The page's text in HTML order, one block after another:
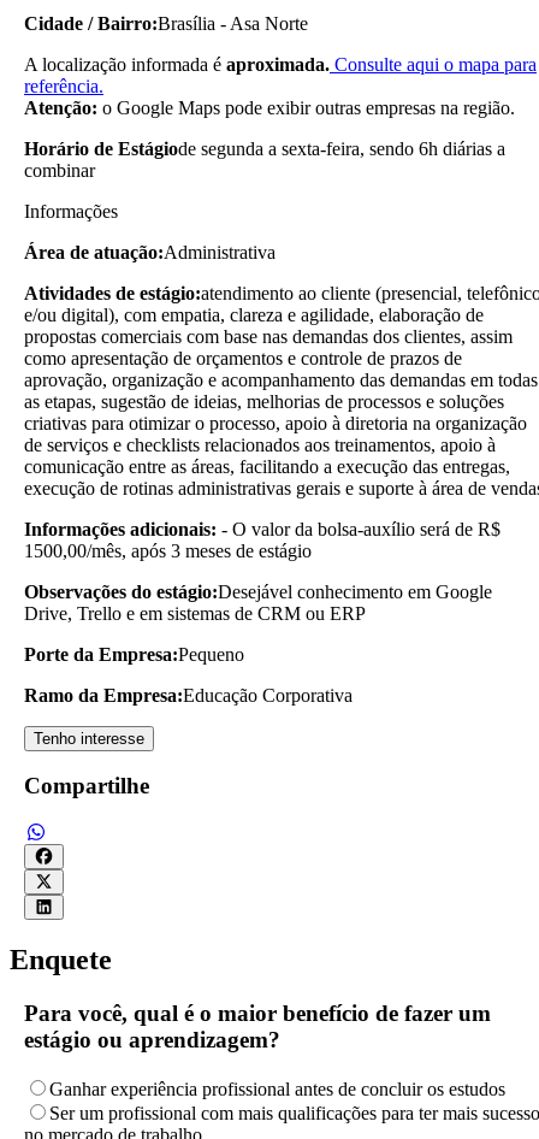
Cidade / Bairro:Brasília - Asa Norte
A localização informada é aproximada. Consulte aqui o mapa para
referência.
Atenção: o Google Maps pode exibir outras empresas na região.
Horário de Estágiode segunda a sexta-feira, sendo 6h diárias a
combinar
Informações
Área de atuação:Administrativa
Atividades de estágio:atendimento ao cliente (presencial,
e/ou digital), com empatia, clareza e agilidade, elaboração de
propostas comerciais com base nas demandas dos clientes, assim
como apresentação de orçamentos e controle de prazos de
aprovação, organização e acompanhamento das demandas em todas
as etapas, sugestão de ideias, melhorias de processos e soluções
criativas para otimizar o processo, apoio à diretoria na organização
de serviços e checklists relacionados aos treinamentos, apoio à
comunicação entre as áreas, facilitando a execução das entregas,
execução de rotinas administrativas gerais e suporte à área de
Informações adicionais: - O valor da bolsa-auxílio será de R$
1500,00/mês, após 3 meses de estágio
Observações do estágio:Desejável conhecimento em Google
Drive, Trello e em sistemas de CRM ou ERP
Porte da Empresa:Pequeno
Ramo da Empresa:Educação Corporativa
Tenho interesse
Compartilhe
Enquete
Para você, qual é o maior benefício de fazer um
estágio ou aprendizagem?
Ganhar experiência profissional antes de concluir os estudos
Ser um profissional com mais qualificações para ter mais sucesso
no mercado de trabalho